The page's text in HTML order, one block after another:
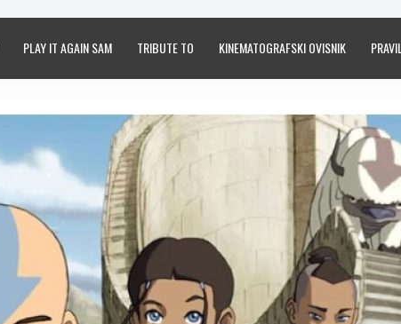
PLAY IT AGAIN SAM TRIBUTE TO KINEMATOGRAFSKI OVISNIK